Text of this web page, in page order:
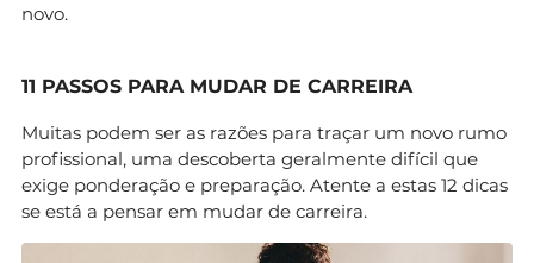
novo.
11 PASSOS PARA MUDAR DE CARREIRA
Muitas podem ser as razões para traçar um novo rumo
profissional, uma descoberta geralmente difícil que
exige ponderação e preparação. Atente a estas 12 dicas
se está a pensar em mudar de carreira.